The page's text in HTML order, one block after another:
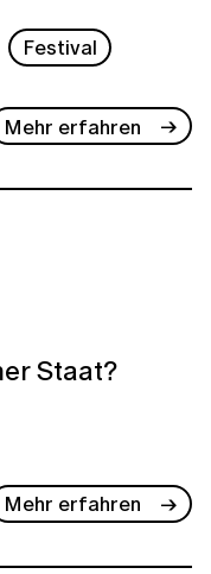
Festival
Mehr erfahren
Staat?
Mehr erfahren